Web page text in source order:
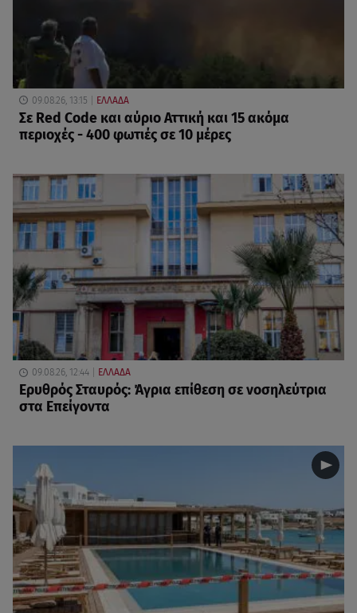
09.08.26, 13:15 ΕΛΛΑΔΑ
Σε Red Code και αύριο Αττική και 15 ακόμα
περιοχές - 400 φωτιές σε 10 μέρες
09.08.26, 12:44 ΕΛΛΑΔΑ
Ερυθρός Σταυρός: Άγρια επίθεση σε νοσηλεύτρια
στα Επείγοντα